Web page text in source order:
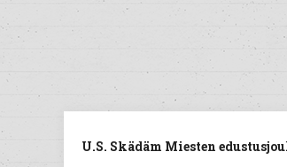
U.S. Skädäm Miesten